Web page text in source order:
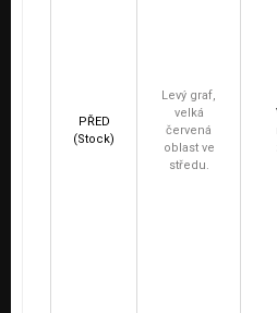
PŘED
(Stock)
Levý graf,
velká
červená
oblast ve
středu.